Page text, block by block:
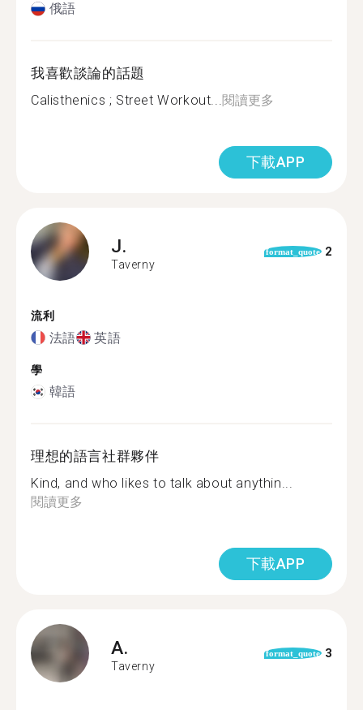
俄語
我喜歡談論的話題
Calisthenics ; Street Workout...閱讀更多
下載APP
J.
Taverny
format_quote 2
流利
法語 英語
學
韓語
理想的語言社群夥伴
Kind, and who likes to talk about anythin...
閱讀更多
下載APP
A.
Taverny
format_quote 3